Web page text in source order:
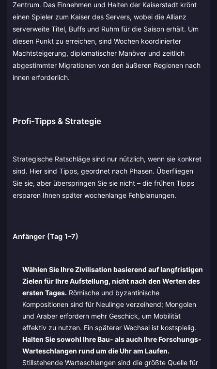
Zentrum. Das Einnehmen und Halten der Kaiserstadt krönt
einen Spieler zum Kaiser des Servers, wobei die Allianz
serverweite Titel, Buffs und Ruhm für die Saison erhält. Um
diesen Punkt zu erreichen, sind Wochen koordinierter
Machtsteigerung, diplomatischer Manöver und zeitlich
abgestimmter Migrationen von den äußeren Regionen nach
innen erforderlich.
Profi-Tipps & Strategie
Strategische Ratschläge sind nur nützlich, wenn sie konkret
sind. Hier sind Tipps, geordnet nach Phasen. Überfliegen
Sie sie, aber überspringen Sie sie nicht – die frühen Tipps
ersparen Ihnen später wochenlange Fehlplanungen.
Anfänger (Tag 1–7)
Wählen Sie Ihre Zivilisation basierend auf langfristigen
Zielen für Ihre Aufstellung, nicht nach den Werten des
ersten Tages. Römische und byzantinische
Kompositionen sind für Neulinge verzeihend; Mongolen
und Araber erfordern mehr Geschick, um Mobilität
effektiv zu nutzen. Ein späterer Wechsel ist kostspielig.
Halten Sie sowohl Ihre Bau- als auch Ihre Forschungs-
Warteschlangen rund um die Uhr am Laufen.
Stillstehende Warteschlangen sind die größte Quelle für